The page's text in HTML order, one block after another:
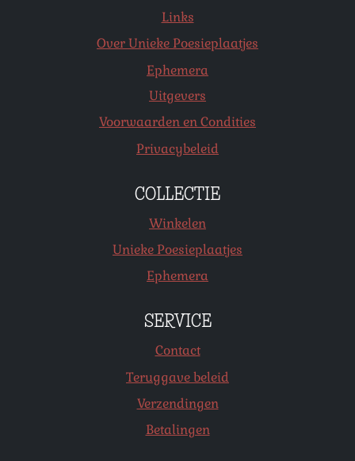
Links
Over Unieke Poesieplaatjes
Ephemera
Uitgevers
Voorwaarden en Condities
Privacybeleid
COLLECTIE
Winkelen
Unieke Poesieplaatjes
Ephemera
SERVICE
Contact
Teruggave beleid
Verzendingen
Betalingen